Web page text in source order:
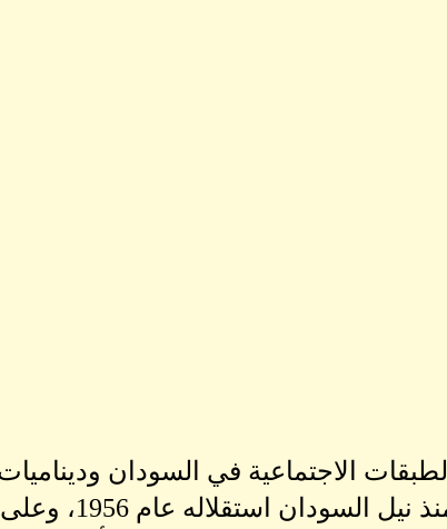
الطبقات الاجتماعية في السودان
منذ نيل